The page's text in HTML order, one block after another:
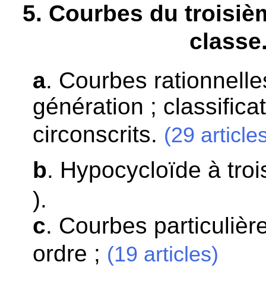
5. Courbes du
a. Courbes
génération ;
circonscrits. (29
b. Hypocycloïde à
).
c. Courbes
ordre ; (19 articles)